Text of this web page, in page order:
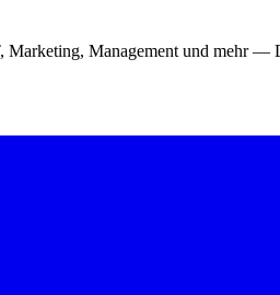
Marketing, Management und mehr